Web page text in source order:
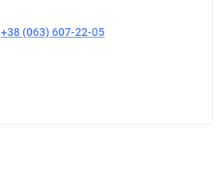
+38 (063) 607-22-05